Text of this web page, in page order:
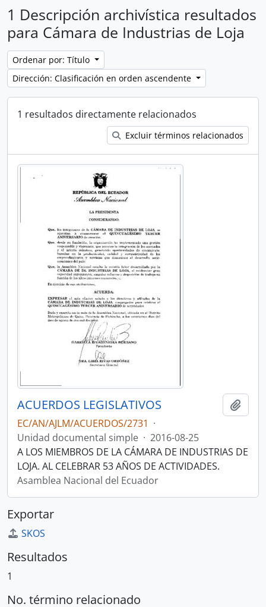
1 Descripción archivística resultados
para Cámara de Industrias de Loja
Ordenar por: Título
Dirección: Clasificación en orden ascendente
1 resultados directamente relacionados
Excluir términos relacionados
ACUERDOS LEGISLATIVOS
EC/AN/AJLM/ACUERDOS/2731 ·
Unidad documental simple · 2016-08-25
A LOS MIEMBROS DE LA CÁMARA DE INDUSTRIAS DE
LOJA. AL CELEBRAR 53 AÑOS DE ACTIVIDADES.
Asamblea Nacional del Ecuador
Exportar
SKOS
Resultados
1
No. término relacionado